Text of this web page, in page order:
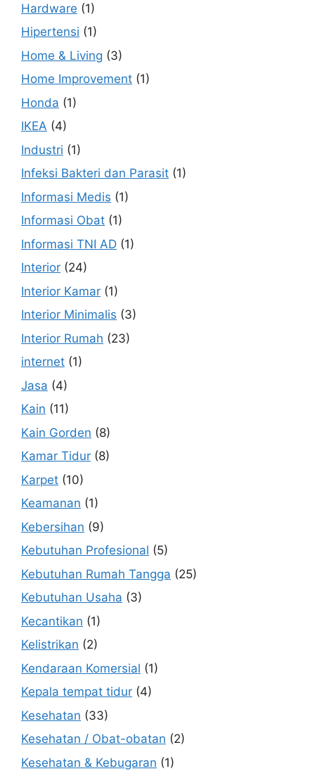
Hardware (1)
Hipertensi (1)
Home & Living (3)
Home Improvement (1)
Honda (1)
IKEA (4)
Industri (1)
Infeksi Bakteri dan Parasit (1)
Informasi Medis (1)
Informasi Obat (1)
Informasi TNI AD (1)
Interior (24)
Interior Kamar (1)
Interior Minimalis (3)
Interior Rumah (23)
internet (1)
Jasa (4)
Kain (11)
Kain Gorden (8)
Kamar Tidur (8)
Karpet (10)
Keamanan (1)
Kebersihan (9)
Kebutuhan Profesional (5)
Kebutuhan Rumah Tangga (25)
Kebutuhan Usaha (3)
Kecantikan (1)
Kelistrikan (2)
Kendaraan Komersial (1)
Kepala tempat tidur (4)
Kesehatan (33)
Kesehatan / Obat-obatan (2)
Kesehatan & Kebugaran (1)